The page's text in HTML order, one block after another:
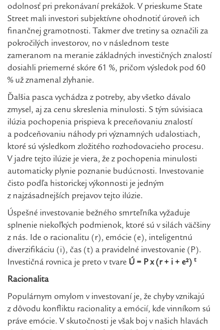
odolnosť pri prekonávaní prekážok. V prieskume State
Street mali investori subjektívne ohodnotiť úroveň ich
finančnej gramotnosti. Takmer dve tretiny sa označili za
pokročilých investorov, no v následnom teste
zameranom na meranie základných investičných znalostí
dosiahli priemerné skóre 61 %, pričom výsledok pod 60
% už znamenal zlyhanie.
Ďalšia pasca vychádza z potreby, aby všetko dávalo
zmysel, aj za cenu skreslenia minulosti. S tým súvisiaca
ilúzia pochopenia prispieva k preceňovaniu znalostí
a podceňovaniu náhody pri významných udalostiach,
ktoré sú výsledkom zložitého rozhodovacieho procesu.
V jadre tejto ilúzie je viera, že z pochopenia minulosti
automaticky plynie poznanie budúcnosti. Investovanie
čisto podľa historickej výkonnosti je jedným
z najzásadnejších prejavov tejto ilúzie.
Úspešné investovanie bežného smrteľníka vyžaduje
splnenie niekoľkých podmienok, ktoré sú v silách väčšiny
z nás. Ide o racionalitu (r), emócie (e), inteligentnú
diverzifikáciu (i), čas (t) a pravidelné investovanie (P).
Investičná rovnica je preto v tvare Ú = P x (r + i + e²) t
Racionalita
Populárnym omylom v investovaní je, že chyby vznikajú
z dôvodu konfliktu racionality a emócií, kde vinníkom sú
práve emócie. V skutočnosti je však boj v našich hlavách